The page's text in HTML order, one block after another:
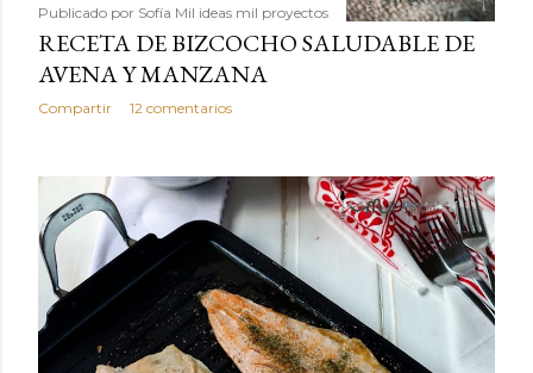
Publicado por Sofía Mil ideas mil proyectos
RECETA DE BIZCOCHO SALUDABLE DE
AVENA Y MANZANA
Compartir 12 comentarios